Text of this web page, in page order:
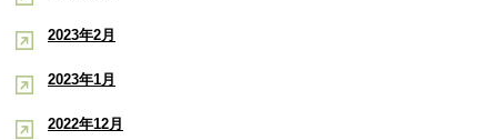
2023年2月
2023年1月
2022年12月